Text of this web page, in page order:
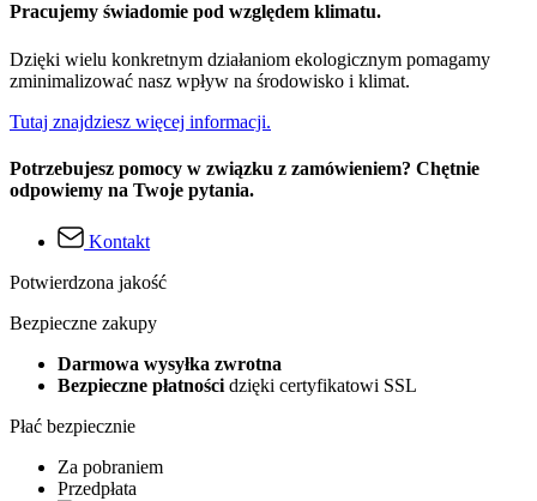
Pracujemy świadomie pod względem klimatu.
Dzięki wielu konkretnym działaniom ekologicznym pomagamy
zminimalizować nasz wpływ na środowisko i klimat.
Tutaj znajdziesz więcej informacji.
Potrzebujesz pomocy w związku z zamówieniem? Chętnie
odpowiemy na Twoje pytania.
Kontakt
Potwierdzona jakość
Bezpieczne zakupy
Darmowa wysyłka zwrotna
Bezpieczne płatności dzięki certyfikatowi SSL
Płać bezpiecznie
Za pobraniem
Przedpłata